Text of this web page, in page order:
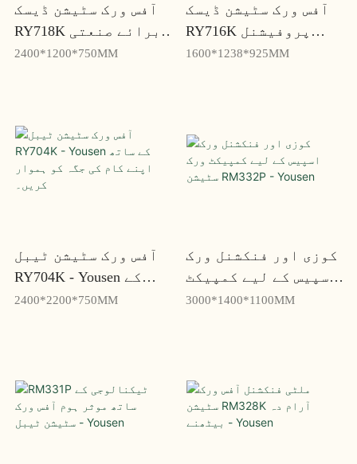
آفس ورک سٹیشن ڈیسک
RY718K برائے صنعتی
ایپلی کیشنز - Yousen2400*1200*750MM
آفس ورک سٹیشن ڈیسک
RY716K پروفیشنل
میٹنگ اسپیس کے لیے -
1600*1238*925MM
آفس ورک سٹیشن ٹیبل
RY704K - Yousen کے
ساتھ اپنے کام کی جگہ
2400*2200*750MM
کوزی اور فنکشنل ورک
اسپیس کے لیے کمپیکٹ
ورک سٹیشن RM332P -
3000*1400*1100MM